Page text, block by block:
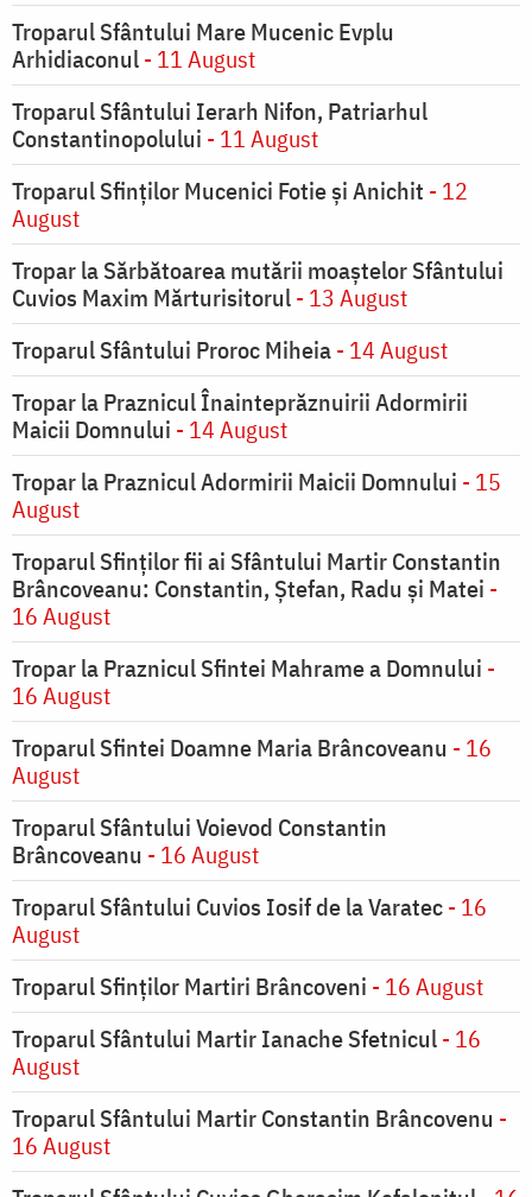
Troparul Sfântului Mare Mucenic Evplu
Arhidiaconul- 11 August
Troparul Sfântului Ierarh Nifon, Patriarhul
Constantinopolului - 11 August
Troparul Sfinţilor Mucenici Fotie şi Anichit - 12
August
Tropar la Sărbătoarea mutării moaştelor Sfântului
Cuvios Maxim Mărturisitorul- 13 August
Troparul Sfântului Proroc Miheia- 14 August
Tropar la Praznicul Înainteprăznuirii Adormirii
Maicii Domnului - 14 August
Tropar la Praznicul Adormirii Maicii Domnului - 15
August
Troparul Sfinților fii ai Sfântului Martir Constantin
Brâncoveanu: Constantin, Ștefan, Radu și Matei -
16 August
Tropar la Praznicul Sfintei Mahrame a Domnului -
16 August
Troparul Sfintei Doamne Maria Brâncoveanu - 16
August
Troparul Sfântului Voievod Constantin
Brâncoveanu - 16 August
Troparul Sfântului Cuvios Iosif de la Varatec- 16
August
Troparul Sfinților Martiri Brâncoveni - 16 August
Troparul Sfântului Martir Ianache Sfetnicul- 16
August
Troparul Sfântului Martir Constantin Brâncovenu -
16 August